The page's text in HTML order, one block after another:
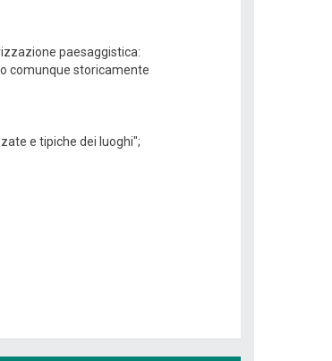
paesaggistica:
comunque storicamente
e tipiche dei luoghi";